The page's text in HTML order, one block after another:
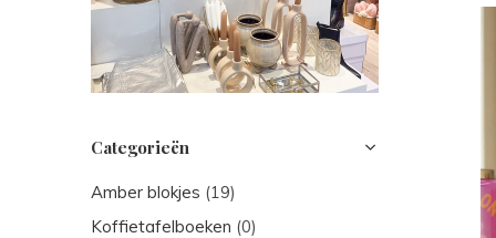
Categorieën
Amber blokjes (19)
Koffietafelboeken (0)